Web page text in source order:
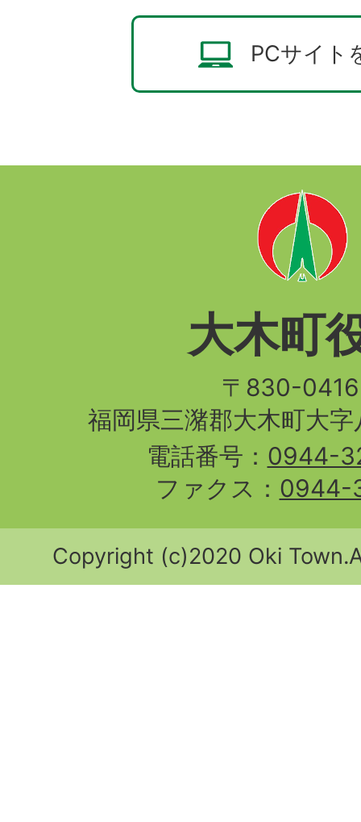
PCサイト
大木町
〒830-
福岡県三潴郡大木町大
電話番号： 0944-
ファクス： 0944-
Copyright (c)2020 Oki